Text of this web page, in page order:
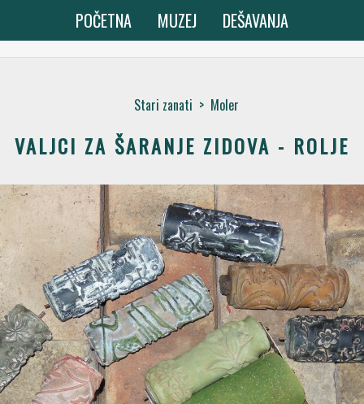
POČETNA MUZEJ DEŠAVANJA
Stari zanati > Moler
VALJCI ZA ŠARANJE ZIDOVA - ROLJE